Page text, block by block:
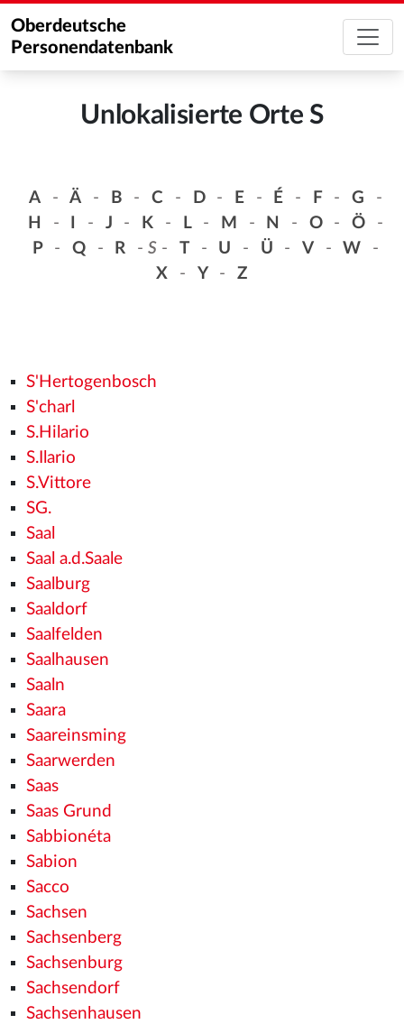
Oberdeutsche
Personendatenbank
Unlokalisierte Orte S
A - Ä - B - C - D - E - É - F - G
-
H
- - J - K - L - M - N - O - Ö
-
P
- Q - R -S - T - U - Ü - V - W
-
X
- Y - Z
S'Hertogenbosch
S'charl
S.Hilario
S.Ilario
S.Vittore
SG.
Saal
Saal a.d.Saale
Saalburg
Saaldorf
Saalfelden
Saalhausen
Saaln
Saara
Saareinsming
Saarwerden
Saas
Saas Grund
Sabbionéta
Sabion
Sacco
Sachsen
Sachsenberg
Sachsenburg
Sachsendorf
Sachsenhausen